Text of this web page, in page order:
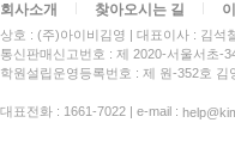
회사소개 찾아오시는 길
상호 : (주)아이비김영 대표이사 : 김석
통신판매신고번호 : 제 2020-서울서초-
학원설립운영등록번호 : 제 원-352호
대표전화 : 1661-7022 | e-mail :